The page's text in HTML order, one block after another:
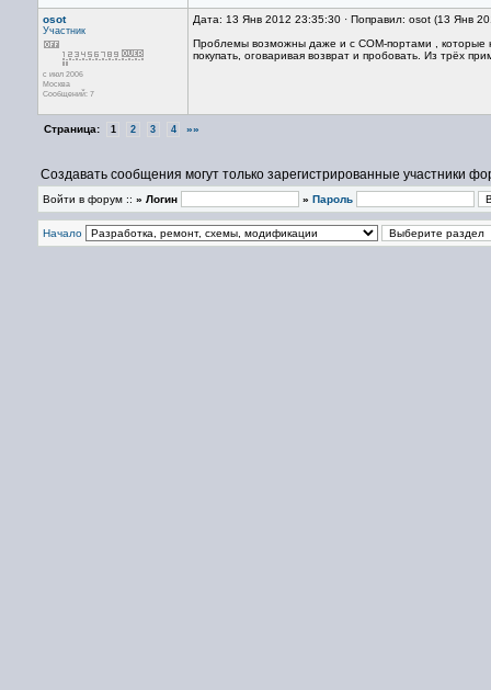
osot
Участник
с июл 2006
Москва
Сообщений: 7
Дата: 13 Янв 2012 23:35:30 · Поправил: osot (13 Янв
Проблемы возможны даже и с COM-портами , которые
покупать, оговаривая возврат и пробовать. Из трёх
Страница: 1 2 3 4 »»
Создавать сообщения могут только зарегистрированные участники
Войти в форум :: » Логин » Пароль
Начало